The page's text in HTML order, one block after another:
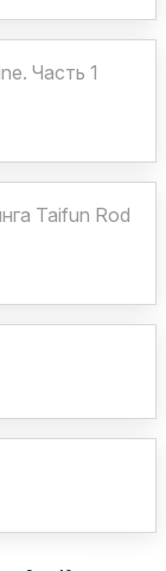
Часть 1
Taifun Rod